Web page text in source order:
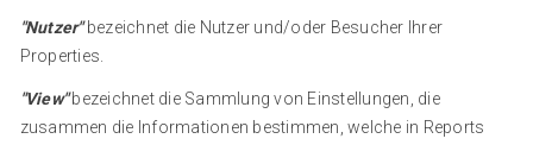
"Nutzer"bezeichnet die Nutzer und/oder Besucher Ihrer
Properties.
"View"bezeichnet die Sammlung von Einstellungen, die
zusammen die Informationen bestimmen, welche in Reports